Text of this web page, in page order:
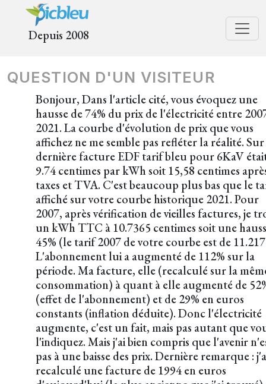
Depuis 2008
QUESTION D'UN VISITEUR
Bonjour, Dans l'article cité, vous évoquez une
hausse de 74% du prix de l'électricité entre
2021. La courbe d'évolution de prix que vous
affichez ne me semble pas refléter la réalité.
dernière facture EDF tarif bleu pour 6KaV
9.74 centimes par kWh soit 15,58 centimes
taxes et TVA. C'est beaucoup plus bas que le
affiché sur votre courbe historique 2021. Pour
2007, après vérification de vieilles factures, je
un kWh TTC à 10.7365 centimes soit une
45% (le tarif 2007 de votre courbe est de
L'abonnement lui a augmenté de 112% sur la
période. Ma facture, elle (recalculé sur la
consommation) à quant à elle augmenté de
(effet de l'abonnement) et de 29% en euros
constants (inflation déduite). Donc l'électricité
augmente, c'est un fait, mais pas autant que
l'indiquez. Mais j'ai bien compris que l'avenir
pas à une baisse des prix. Dernière remarque :
recalculé une facture de 1994 en euros